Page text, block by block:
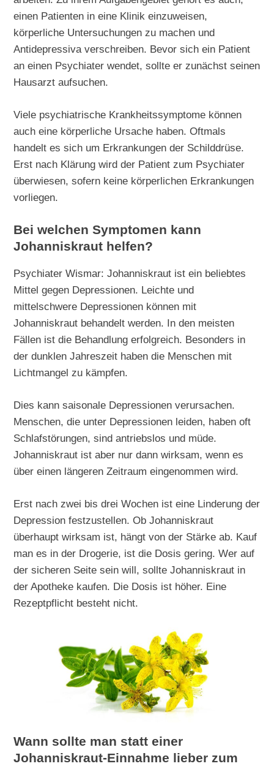
einen Patienten in eine Klinik einzuweisen,
körperliche Untersuchungen zu machen und
Antidepressiva verschreiben. Bevor sich ein Patient
an einen Psychiater wendet, sollte er zunächst seinen
Hausarzt aufsuchen.
Viele psychiatrische Krankheitssymptome können
auch eine körperliche Ursache haben. Oftmals
handelt es sich um Erkrankungen der Schilddrüse.
Erst nach Klärung wird der Patient zum Psychiater
überwiesen, sofern keine körperlichen Erkrankungen
vorliegen.
Bei welchen Symptomen kann
Johanniskraut helfen?
Psychiater Wismar: Johanniskraut ist ein beliebtes
Mittel gegen Depressionen. Leichte und
mittelschwere Depressionen können mit
Johanniskraut behandelt werden. In den meisten
Fällen ist die Behandlung erfolgreich. Besonders in
der dunklen Jahreszeit haben die Menschen mit
Lichtmangel zu kämpfen.
Dies kann saisonale Depressionen verursachen.
Menschen, die unter Depressionen leiden, haben oft
Schlafstörungen, sind antriebslos und müde.
Johanniskraut ist aber nur dann wirksam, wenn es
über einen längeren Zeitraum eingenommen wird.
Erst nach zwei bis drei Wochen ist eine Linderung der
Depression festzustellen. Ob Johanniskraut
überhaupt wirksam ist, hängt von der Stärke ab. Kauf
man es in der Drogerie, ist die Dosis gering. Wer auf
der sicheren Seite sein will, sollte Johanniskraut in
der Apotheke kaufen. Die Dosis ist höher. Eine
Rezeptpflicht besteht nicht.
Wann sollte man statt einer
Johanniskraut-Einnahme lieber zum